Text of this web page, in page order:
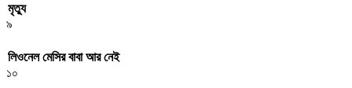
মৃত্যু
৯
লিওনেল মেসির বাবা আর নেই
১০